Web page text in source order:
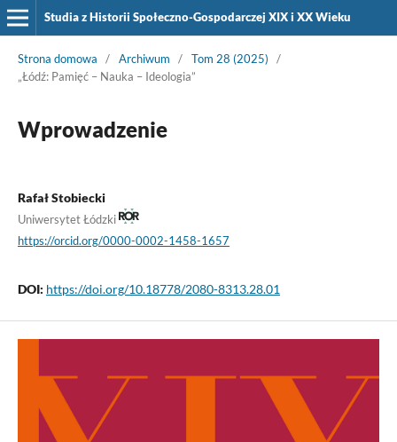
Studia z Historii Społeczno-Gospodarczej XIX i XX Wieku
Strona domowa / Archiwum / Tom 28 (2025)
/
„Łódź: Pamięć – Nauka – Ideologia”
Wprowadzenie
Rafał Stobiecki
Uniwersytet Łódzki
https://orcid.org/0000-0002-1458-1657
DOI: https://doi.org/10.18778/2080-8313.28.01